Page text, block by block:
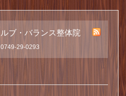
ルブ・バランス整体院
0749-29-0293